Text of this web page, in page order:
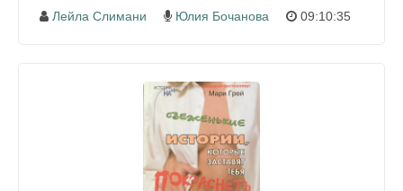
Лейла Слимани Юлия Бочанова 09:10:35